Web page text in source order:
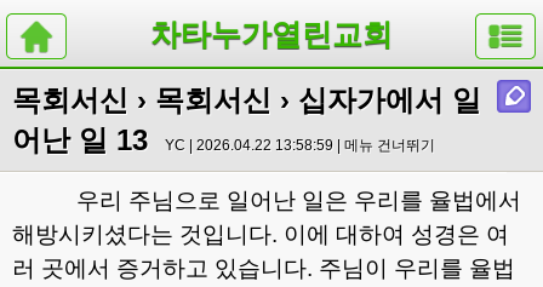
차타누가열린교회
목회서신 › 목회서신 › 십자가에서 일
어난 일 13
YC | 2026.04.22 13:58:59 | 메뉴 건너뛰기
우리 주님으로 일어난 일은 우리를 율법에서
해방시키셨다는 것입니다. 이에 대하여 성경은 여
러 곳에서 증거하고 있습니다. 주님이 우리를 율법